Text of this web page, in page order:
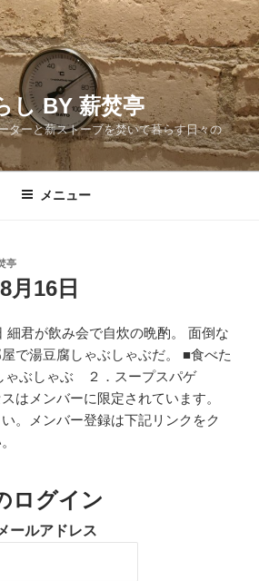
し BY 薪焚亭
ターと薪ストーブを焚いて暮らす日々の
メニュー
亭
月16日
細君が飲み会で自炊の晩酌。 面倒な
で湯豆腐しゃぶしゃぶだ。 ■食べた
ぶしゃぶ ２．スープスパゲ
はメンバーに限定されています。
。メンバー登録は下記リンクをク
ログイン
ールアドレス